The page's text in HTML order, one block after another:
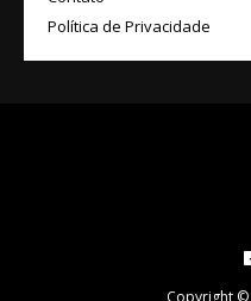
Política de Privacidade
Copyright ©